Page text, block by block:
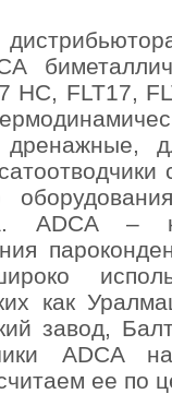
HC, FLT17,
дренажные,
ADCA –
как
завод,
ADCA
ее по